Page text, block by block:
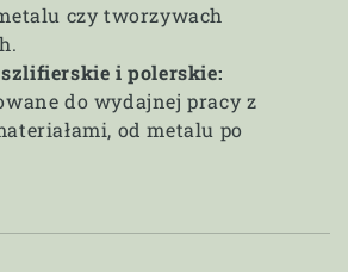
czy tworzywach
i polerskie:
do wydajnej pracy z
od metalu po